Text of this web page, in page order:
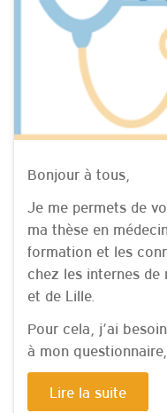
Bonjour à tous,
Je me permets de
ma thèse en
formation et les
chez les internes de
et de Lille.
Pour cela, j’ai
à mon
Lire la suite